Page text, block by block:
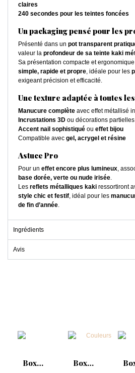
claires
240 secondes pour les teintes foncées
Un packaging pensé pour les
Présenté dans un pot transparent
valeur la profondeur de sa teinte kaki
Sa présentation compacte et
simple, rapide et propre, idéale pour les
exigeant précision et efficacité.
Une texture adaptée à toutes
Manucure complète avec effet métallisé
Incrustations 3D ou décorations partielles
Accent nail sophistiqué ou effet bijou
Compatible avec gel, acrygel et résine
Astuce Pro
Pour un effet encore plus lumineux,
base dorée, verte ou nude irisée.
Les reflets métalliques kaki ressortiront
style chic et festif, idéal pour les
de fin d’année.
Ingrédients
Avis
Box
Box